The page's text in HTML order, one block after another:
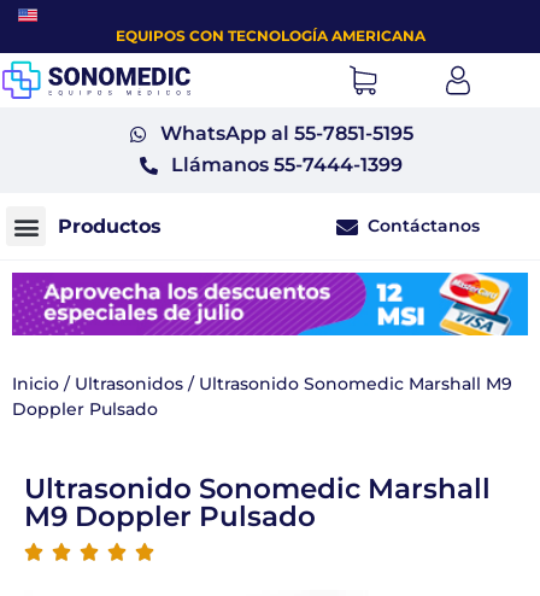
EQUIPOS CON TECNOLOGÍA AMERICANA
WhatsApp al 55-7851-5195
Llámanos 55-7444-1399
Contáctanos
Inicio / Ultrasonidos / Ultrasonido Sonomedic Marshall M9
Doppler Pulsado
Ultrasonido Sonomedic Marshall
M9 Doppler Pulsado
    